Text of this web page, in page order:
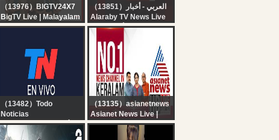
（13976）BIGTV24X7
BigTV Live | Malayalam
News Live | BIG TV
Rain | Arjun Ayanki
（13851）العربي - أخبار
Alaraby TV News Live
قناة العربي أخبار | البث
الحي المباشر
（13482）Todo
Noticias
TN EN VIVO - SEGUÍ LA
TRANSMISIÓN EN VIVO
（13135）asianetnews
Asianet News Live |
Malayalam Live News |
Kerala News Updates |